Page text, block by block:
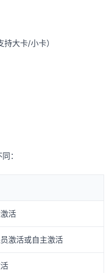
大卡/小卡）
：
活
激活或自主激活